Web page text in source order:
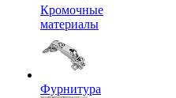
Кромочные
материалы
Фурнитура